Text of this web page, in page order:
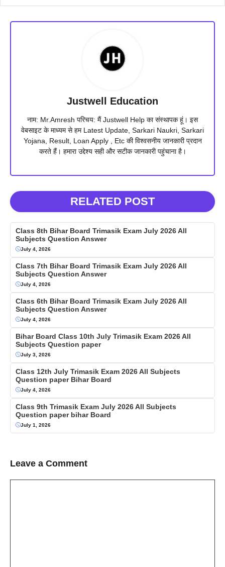
Justwell Education
नाम: Mr.Amresh परिचय: मैं Justwell Help का संस्थापक हूं। इस
वेबसाइट के माध्यम से हम Latest Update, Sarkari Naukri, Sarkari
Yojana, Result, Loan Apply , Etc की विश्वसनीय जानकारी प्रदान
करते हैं। हमारा उद्देश्य सही और सटीक जानकारी पहुंचाना है।
RELATED POST
Class 8th Bihar Board Trimasik Exam July 2026 All
Subjects Question Answer
July 4, 2026
Class 7th Bihar Board Trimasik Exam July 2026 All
Subjects Question Answer
July 4, 2026
Class 6th Bihar Board Trimasik Exam July 2026 All
Subjects Question Answer
July 4, 2026
Bihar Board Class 10th July Trimasik Exam 2026 All
Subjects Question paper
July 3, 2026
Class 12th July Trimasik Exam 2026 All Subjects
Question paper Bihar Board
July 4, 2026
Class 9th Trimasik Exam July 2026 All Subjects
Question paper bihar Board
July 1, 2026
Leave a Comment